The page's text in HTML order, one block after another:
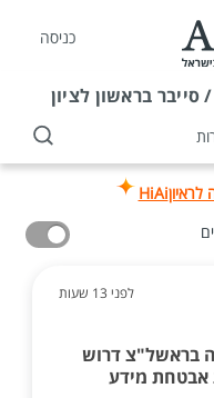
כניסה
בראשון לציון
לראיוןHiAi
לפני 13 שעות
בראשל"צ דרוש
מידע